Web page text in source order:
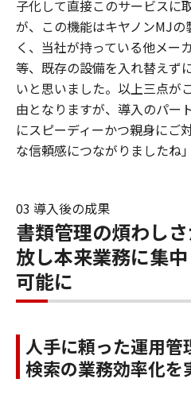
子化して直接このサービスに
が、この機能はキヤノンMJ
く、当社が持っている他メー
等、既存の設備を入れ替えず
いと思いました。以上三点が
由となりますが、導入のパー
にスピーディーかつ親身にご
な信頼感につながりましたね」
03 導入後の成果
書類管理の煩わし
放し本来業務に集
可能に
人手に頼った運用
検索の業務効率化を